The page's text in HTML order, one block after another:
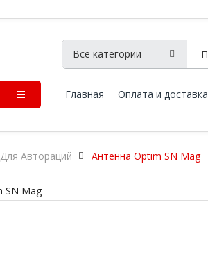
Главная Оплата и доставка
Для Автораций Антенна Optim SN Mag